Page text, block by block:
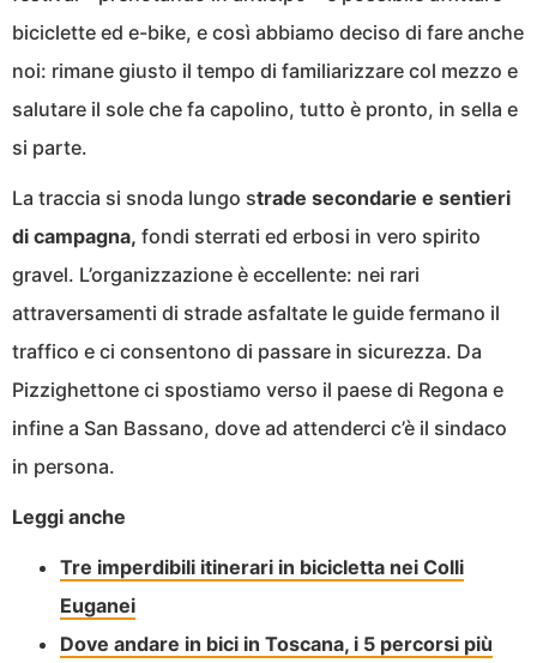
biciclette ed e-bike, e così abbiamo deciso di fare anche
noi: rimane giusto il tempo di familiarizzare col mezzo e
salutare il sole che fa capolino, tutto è pronto, in sella e
si parte.
La traccia si snoda lungo strade secondarie e sentieri
di campagna, fondi sterrati ed erbosi in vero spirito
gravel. L’organizzazione è eccellente: nei rari
attraversamenti di strade asfaltate le guide fermano il
traffico e ci consentono di passare in sicurezza. Da
Pizzighettone ci spostiamo verso il paese di Regona e
infine a San Bassano, dove ad attenderci c’è il sindaco
in persona.
Leggi anche
Tre imperdibili itinerari in bicicletta nei Colli
Euganei
Dove andare in bici in Toscana, i 5 percorsi più